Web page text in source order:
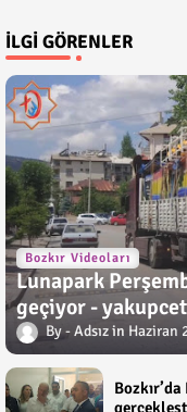
İLGI GÖRENLER
Bozkır Videoları
Lunapark
geçiyor -
Adsız Haziran